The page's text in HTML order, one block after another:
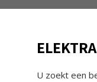
U zoekt een